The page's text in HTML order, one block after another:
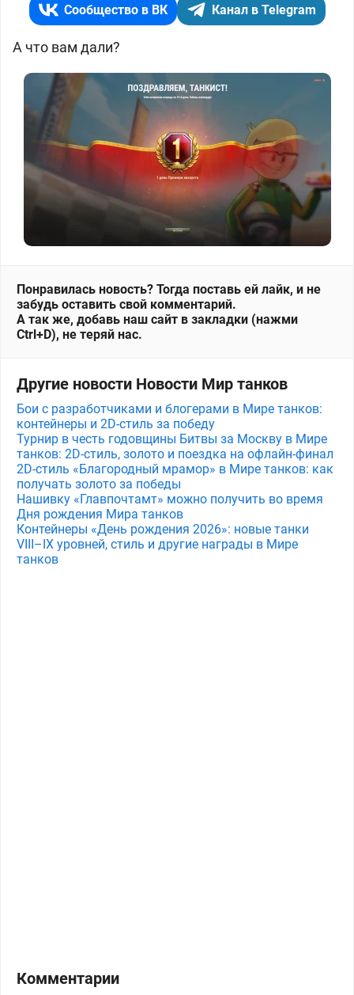
Сообщество в ВК Канал в Telegram
А что вам дали?
Понравилась новость? Тогда поставь ей лайк, и не
забудь оставить свой комментарий.
А так же, добавь наш сайт в закладки (нажми
Ctrl+D), не теряй нас.
Другие новости Новости Мир танков
Бои с разработчиками и блогерами в Мире танков:
контейнеры и 2D-стиль за победу
Турнир в честь годовщины Битвы за Москву в Мире
танков: 2D-стиль, золото и поездка на офлайн-финал
2D-стиль «Благородный мрамор» в Мире танков: как
получать золото за победы
Нашивку «Главпочтамт» можно получить во время
Дня рождения Мира танков
Контейнеры «День рождения 2026»: новые танки
VIII–IX уровней, стиль и другие награды в Мире
танков
Комментарии